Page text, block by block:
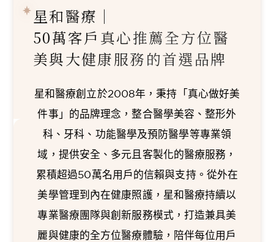
星和醫療｜
50萬客戶真心推薦全方位醫
美與大健康服務的首選品牌
星和醫療創立於2008年，秉持「真心做好美
件事」的品牌理念，整合醫學美容、整形外
科、牙科、功能醫學及預防醫學等專業領
域，提供安全、多元且客製化的醫療服務，
累積超過50萬名用戶的信賴與支持。從外在
美學管理到內在健康照護，星和醫療持續以
專業醫療團隊與創新服務模式，打造兼具美
麗與健康的全方位醫療體驗，陪伴每位用戶